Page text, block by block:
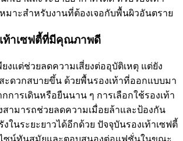
มาะสำหรับงานที่ต้องเจอกับพื้นผิวอันตราย
เท้าเซฟตี้ที่มีคุณภาพดี
ยงแต่ช่วยลดความเสี่ยงต่ออุบัติเหตุ แต่ยัง
ะดวกสบายขึ้น ด้วยพื้นรองเท้าที่ออกแบบมา
การเดินหรือยืนนาน ๆ การเลือกใช้รองเท้า
สามารถช่วยลดความเมื่อยล้าและป้องกัน
งในระยะยาวได้อีกด้วย ปัจจุบันรองเท้าเซฟตี้